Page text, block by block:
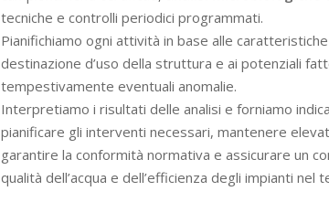
tecniche e controlli periodici programmati.
Pianifichiamo ogni attività in base alle caratteristiche
destinazione d’uso della struttura e ai potenziali
tempestivamente eventuali anomalie.
Interpretiamo i risultati delle analisi e forniamo
pianificare gli interventi necessari, mantenere
garantire la conformità normativa e assicurare un
qualità dell’acqua e dell’efficienza degli impianti nel